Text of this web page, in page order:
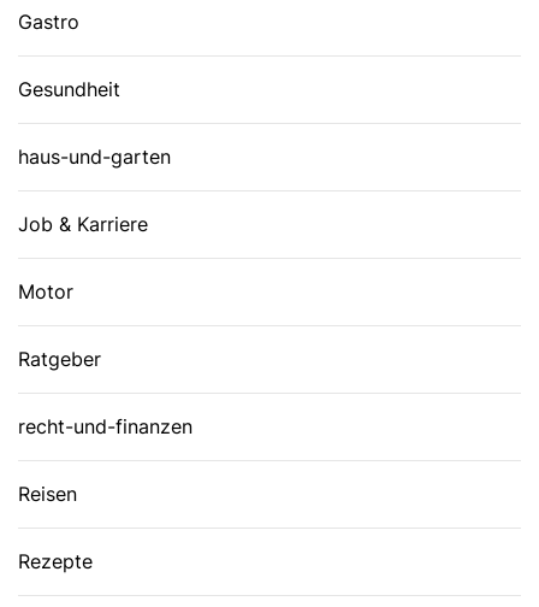
Gastro
Gesundheit
haus-und-garten
Job & Karriere
Motor
Ratgeber
recht-und-finanzen
Reisen
Rezepte